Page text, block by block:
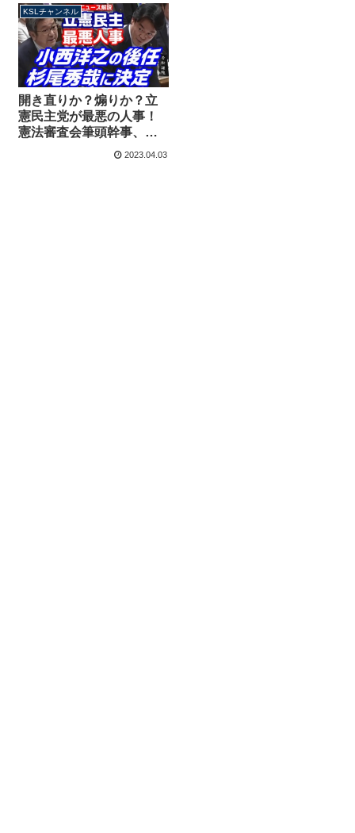
か？【KSLチャンネル】
KSLチャンネル
開き直りか？煽りか？立
憲民主党が最悪の人事！
憲法審査会筆頭幹事、小
西洋之の後任に杉尾秀哉
2023.04.03